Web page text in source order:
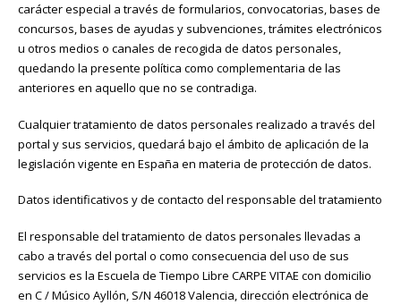
carácter especial a través de formularios, convocatorias, bases de
concursos, bases de ayudas y subvenciones, trámites electrónicos
u otros medios o canales de recogida de datos personales,
quedando la presente política como complementaria de las
anteriores en aquello que no se contradiga.
Cualquier tratamiento de datos personales realizado a través del
portal y sus servicios, quedará bajo el ámbito de aplicación de la
legislación vigente en España en materia de protección de datos.
Datos identificativos y de contacto del responsable del tratamiento
El responsable del tratamiento de datos personales llevadas a
cabo a través del portal o como consecuencia del uso de sus
servicios es la Escuela de Tiempo Libre CARPE VITAE con domicilio
en C / Músico Ayllón, S/N 46018 Valencia, dirección electrónica de